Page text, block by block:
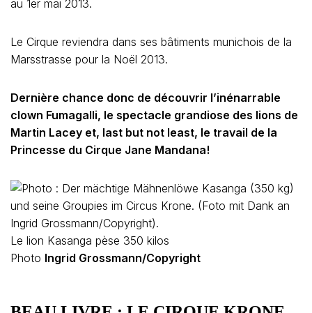
au 1er mai 2013.
Le Cirque reviendra dans ses bâtiments munichois de la
Marsstrasse pour la Noël 2013.
Dernière chance donc de découvrir l’inénarrable
clown Fumagalli, le spectacle grandiose des lions de
Martin Lacey et, last but not least, le travail de la
Princesse du Cirque Jane Mandana!
Le lion Kasanga pèse 350 kilos
Photo Ingrid Grossmann/Copyright